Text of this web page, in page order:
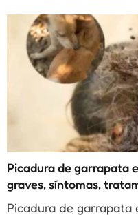
Picadura de garrapata
graves, síntomas,
Picadura de garrapata